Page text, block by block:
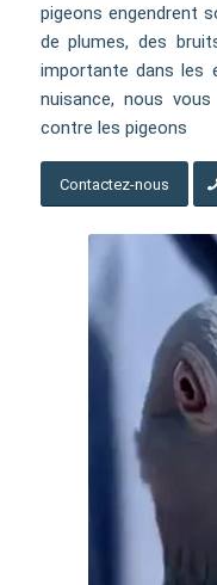
pigeons engendrent
de plumes, des
importante dans les
nuisance, nous
contre les pigeons
Contactez-nous